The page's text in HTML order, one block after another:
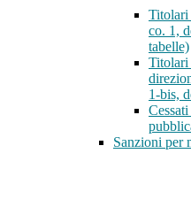
Titolari
co. 1,
tabelle)
Titolari
1-bis,
Sanzioni per